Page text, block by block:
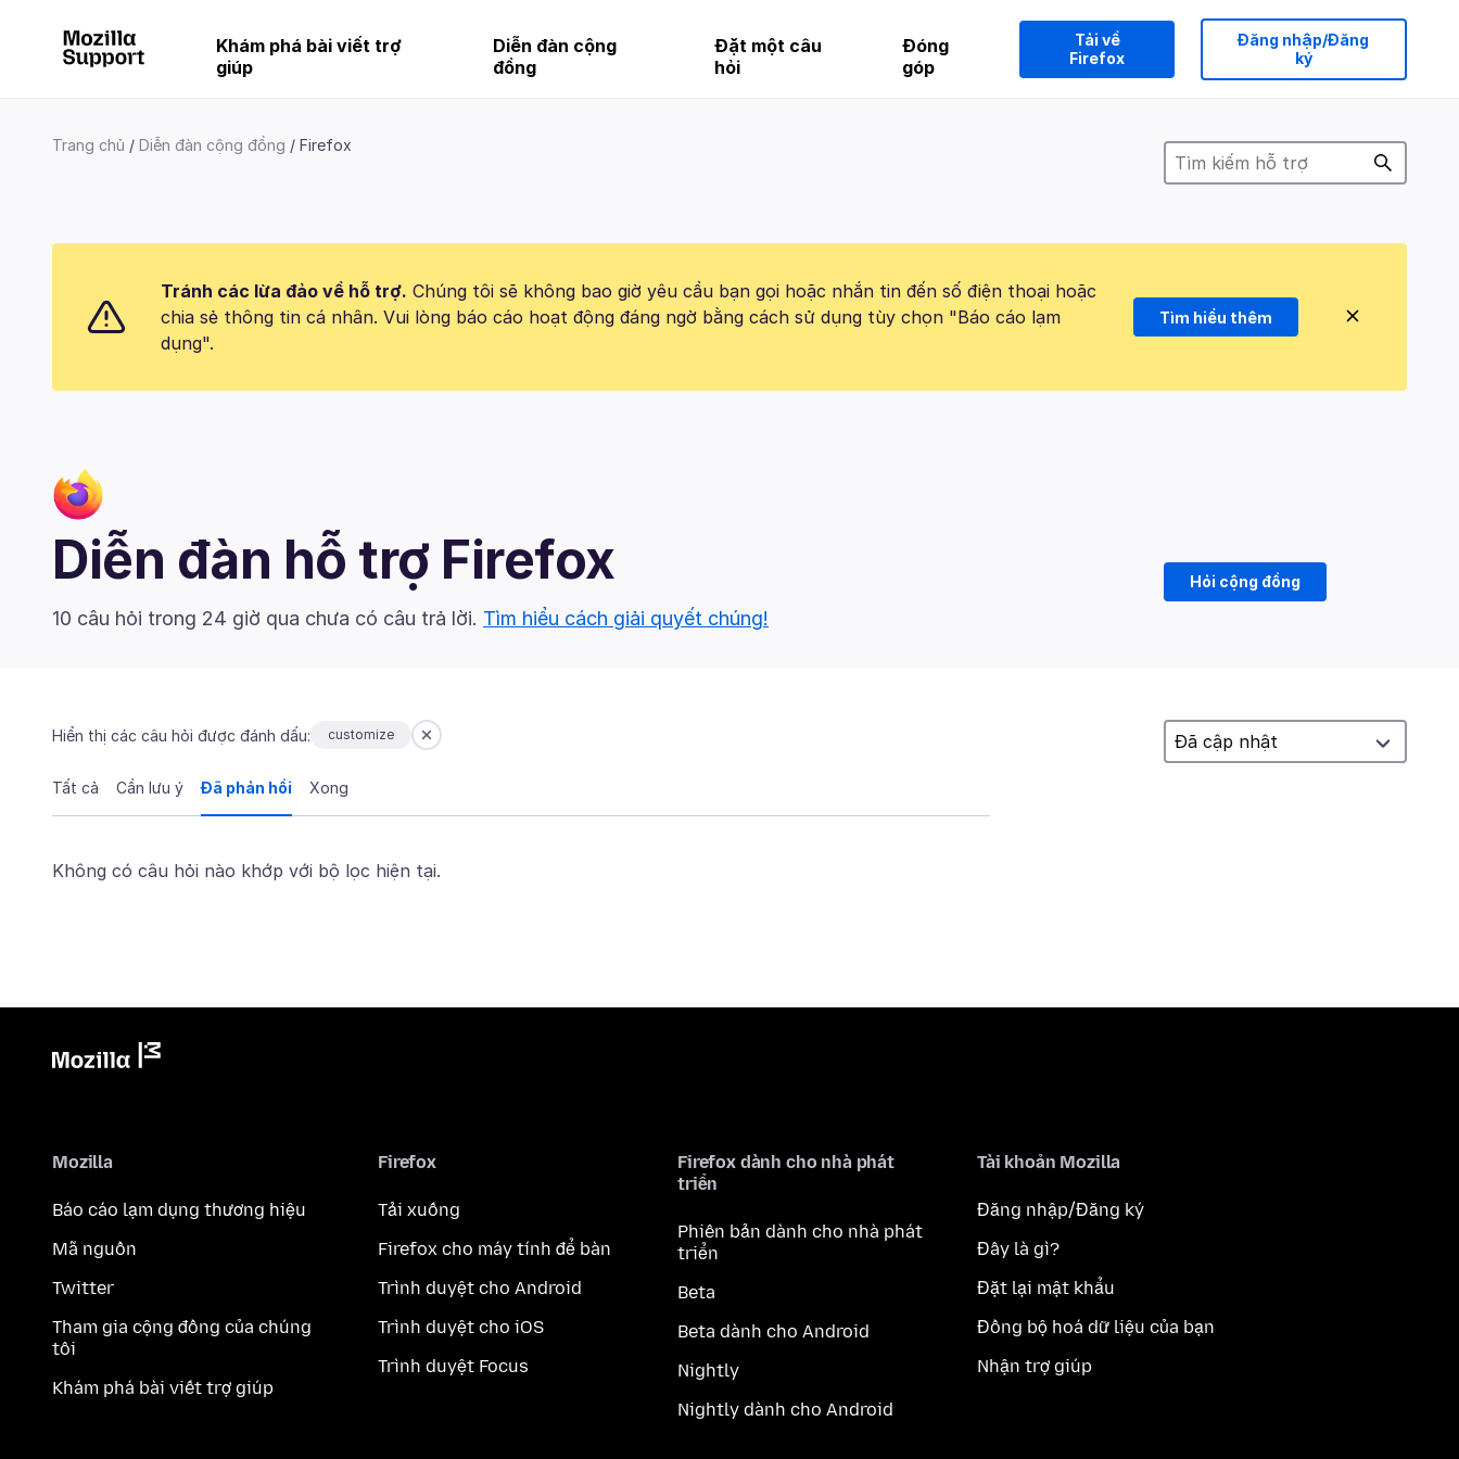
Khám phá bài viết trợ
giúp
Diễn đàn cộng
đồng
Đặt một câu
hỏi
Đóng
góp
Tải về
Firefox
Đăng nhập/Đăng
ký
Trang chủ Diễn đàn cộng đồng Firefox
Tránh các lừa đảo về hỗ trợ. Chúng tôi sẽ không bao giờ yêu cầu bạn gọi hoặc nhắn tin đến số điện thoại hoặc
chia sẻ thông tin cá nhân. Vui lòng báo cáo hoạt động đáng ngờ bằng cách sử dụng tùy chọn "Báo cáo lạm
dụng".
Tìm hiểu thêm
Diễn đàn hỗ trợ Firefox
10 câu hỏi trong 24 giờ qua chưa có câu trả lời. Tìm hiểu cách giải quyết chúng!
Hỏi cộng đồng
Hiển thị các câu hỏi được đánh dấu: customize
Tất cả Cần lưu ý Đã phản hồi Xong
Không có câu hỏi nào khớp với bộ lọc hiện tại.
Mozilla
Báo cáo lạm dụng thương hiệu
Mã nguồn
Twitter
Tham gia cộng đồng của chúng
tôi
Khám phá bài viết trợ giúp
Firefox
Tải xuống
Firefox cho máy tính để bàn
Trình duyệt cho Android
Trình duyệt cho iOS
Trình duyệt Focus
Firefox dành cho nhà phát
triển
Phiên bản dành cho nhà phát
triển
Beta
Beta dành cho Android
Nightly
Nightly dành cho Android
Tài khoản Mozilla
Đăng nhập/Đăng ký
Đây là gì?
Đặt lại mật khẩu
Đồng bộ hoá dữ liệu của bạn
Nhận trợ giúp